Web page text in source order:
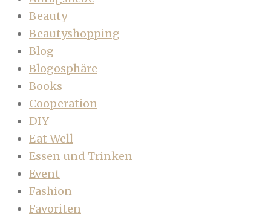
Beauty
Beautyshopping
Blog
Blogosphäre
Books
Cooperation
DIY
Eat Well
Essen und Trinken
Event
Fashion
Favoriten